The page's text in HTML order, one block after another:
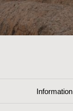
Information